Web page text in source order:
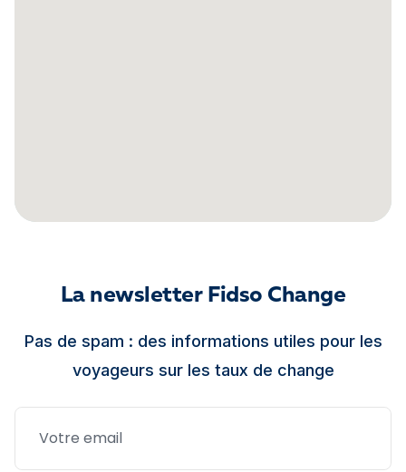
La newsletter Fidso Change
Pas de spam : des informations utiles pour les
voyageurs sur les taux de change